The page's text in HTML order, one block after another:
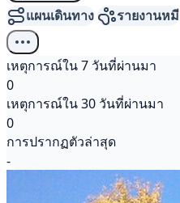
แผนเดินทาง รายงานหมี
เหตุการณ์ใน 7 วันที่ผ่านมา
0
เหตุการณ์ใน 30 วันที่ผ่านมา
0
การปรากฏตัวล่าสุด
-